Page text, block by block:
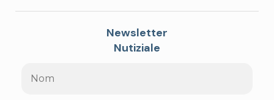
Newsletter
Nutiziale